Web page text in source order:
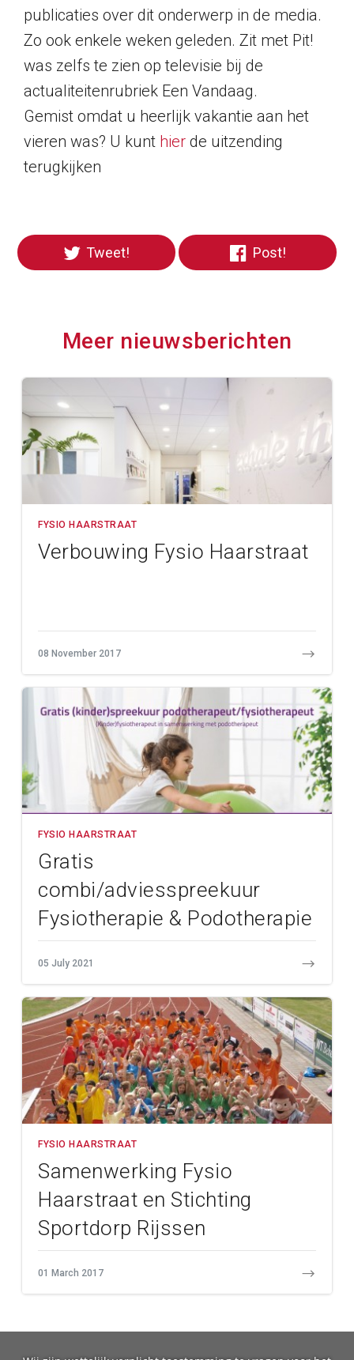
publicaties over dit onderwerp in de media.
Zo ook enkele weken geleden. Zit met Pit!
was zelfs te zien op televisie bij de
actualiteitenrubriek Een Vandaag.
Gemist omdat u heerlijk vakantie aan het
vieren was? U kunt hier de uitzending
terugkijken
Tweet! Post!
Meer nieuwsberichten
FYSIO HAARSTRAAT
Verbouwing Fysio Haarstraat
08 November 2017
FYSIO HAARSTRAAT
Gratis
combi/adviesspreekuur
Fysiotherapie & Podotherapie
donderdag 15 juli
05 July 2021
FYSIO HAARSTRAAT
Samenwerking Fysio
Haarstraat en Stichting
Sportdorp Rijssen
01 March 2017